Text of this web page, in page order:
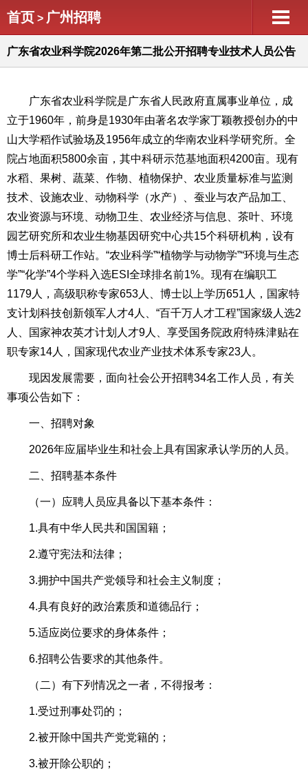
首页 > 广州招聘
广东省农业科学院2026年第二批公开招聘专业技术人员公告
广东省农业科学院是广东省人民政府直属事业单位，成
立于1960年，前身是1930年由著名农学家丁颖教授创办的中
山大学稻作试验场及1956年成立的华南农业科学研究所。全
院占地面积5800余亩，其中科研示范基地面积4200亩。现有
水稻、果树、蔬菜、作物、植物保护、农业质量标准与监测
技术、设施农业、动物科学（水产）、蚕业与农产品加工、
农业资源与环境、动物卫生、农业经济与信息、茶叶、环境
园艺研究所和农业生物基因研究中心共15个科研机构，设有
博士后科研工作站。“农业科学”“植物学与动物学”“环境与生态
学”“化学”4个学科入选ESI全球排名前1%。现有在编职工
1179人，高级职称专家653人、博士以上学历651人，国家特
支计划科技创新领军人才4人、“百千万人才工程”国家级人选2
人、国家神农英才计划人才9人、享受国务院政府特殊津贴在
职专家14人，国家现代农业产业技术体系专家23人。
现因发展需要，面向社会公开招聘34名工作人员，有关
事项公告如下：
一、招聘对象
2026年应届毕业生和社会上具有国家承认学历的人员。
二、招聘基本条件
（一）应聘人员应具备以下基本条件：
1.具有中华人民共和国国籍；
2.遵守宪法和法律；
3.拥护中国共产党领导和社会主义制度；
4.具有良好的政治素质和道德品行；
5.适应岗位要求的身体条件；
6.招聘公告要求的其他条件。
（二）有下列情况之一者，不得报考：
1.受过刑事处罚的；
2.被开除中国共产党党籍的；
3.被开除公职的；